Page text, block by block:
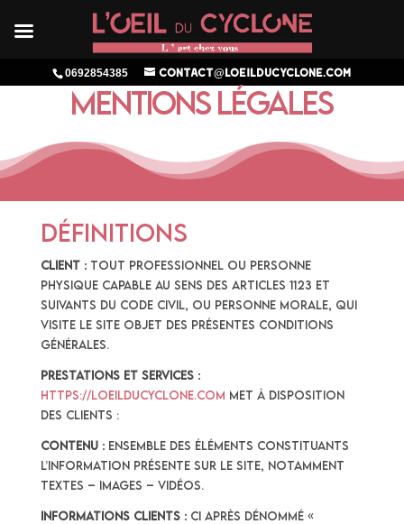
0692854385 contact@loeilducyclone.com
Mentions légales
Définitions
Client :tout professionnel ou personne
physique capable au sens des articles 1123 et
suivants du Code civil, ou personne morale, qui
visite le Site objet des présentes conditions
générales.
Prestations et Services :
https://loeilducyclone.com met à disposition
des Clients :
Contenu :Ensemble des éléments constituants
l’information présente sur le Site, notamment
textes – images – vidéos.
Informations clients :Ci après dénommé «